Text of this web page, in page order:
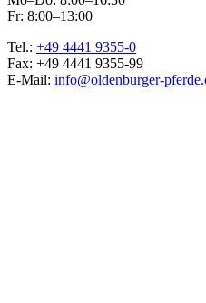
Fr: 8:00–13:00
Tel.: +49 4441 9355-0
Fax: +49 4441 9355-99
E-Mail: info@oldenburger-